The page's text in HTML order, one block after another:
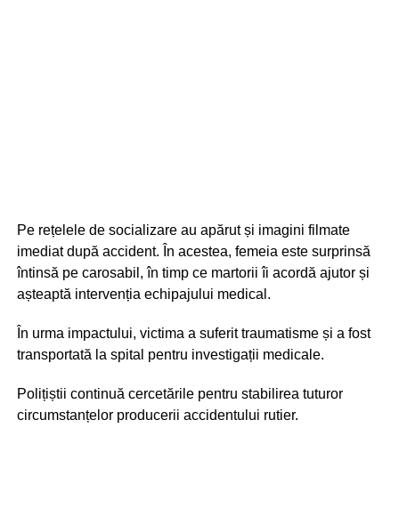
Pe rețelele de socializare au apărut și imagini filmate
imediat după accident. În acestea, femeia este surprinsă
întinsă pe carosabil, în timp ce martorii îi acordă ajutor și
așteaptă intervenția echipajului medical.
În urma impactului, victima a suferit traumatisme și a fost
transportată la spital pentru investigații medicale.
Polițiștii continuă cercetările pentru stabilirea tuturor
circumstanțelor producerii accidentului rutier.